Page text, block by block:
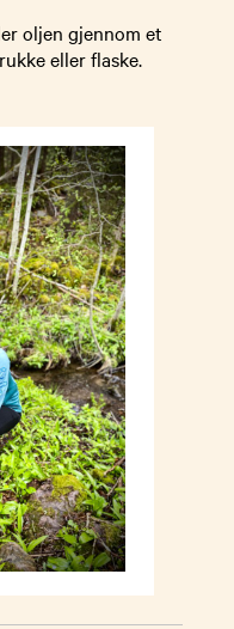
oljen gjennom et
eller flaske.